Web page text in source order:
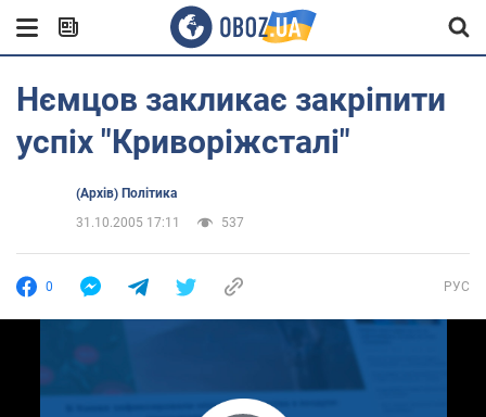
Нємцов закликає закріпити
успіх "Криворіжсталі"
(Архів) Політика
31.10.2005 17:11
537
0 РУС